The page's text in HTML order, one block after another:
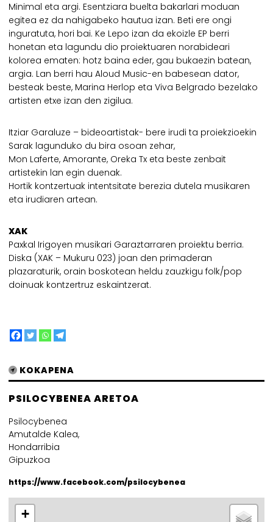
Minimal eta argi. Esentziara buelta bakarlari moduan
egitea ez da nahigabeko hautua izan. Beti ere ongi
inguratuta, hori bai. Ke Lepo izan da ekoizle EP berri
honetan eta lagundu dio proiektuaren norabideari
kolorea ematen: hotz baina eder, gau bukaezin batean,
argia. Lan berri hau Aloud Music-en babesean dator,
besteak beste, Marina Herlop eta Viva Belgrado bezelako
artisten etxe izan den zigilua.
Itziar Garaluze – bideoartistak- bere irudi ta proiekzioekin
Sarak lagunduko du bira osoan zehar,
Mon Laferte, Amorante, Oreka Tx eta beste zenbait
artistekin lan egin duenak.
Hortik kontzertuak intentsitate berezia dutela musikaren
eta irudiaren artean.
XAK
Paxkal Irigoyen musikari Garaztarraren proiektu berria.
Diska (XAK – Mukuru 023) joan den primaderan
plazaraturik, orain boskotean heldu zauzkigu folk/pop
doinuak kontzertruz eskaintzerat.
KOKAPENA
PSILOCYBENEA ARETOA
Psilocybenea
Amutalde Kalea,
Hondarribia
Gipuzkoa
https://www.facebook.com/psilocybenea
+